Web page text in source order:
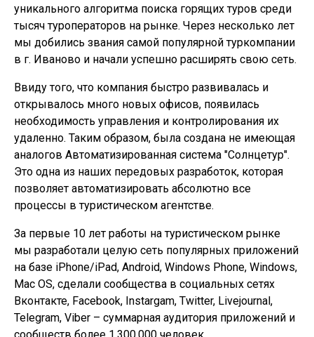
уникального алгоритма поиска горящих туров среди
тысяч туроператоров на рынке. Через несколько лет
мы добились звания самой популярной туркомпании
в г. Иваново и начали успешно расширять свою сеть.
Ввиду того, что компания быстро развивалась и
открывалось много новых офисов, появилась
необходимость управления и контролирования их
удаленно. Таким образом, была создана не имеющая
аналогов Автоматизированная система "Солнцетур".
Это одна из наших передовых разработок, которая
позволяет автоматизировать абсолютно все
процессы в туристическом агентстве.
За первые 10 лет работы на туристическом рынке
мы разработали целую сеть популярных приложений
на базе iPhone/iPad, Android, Windows Phone, Windows,
Mac OS, сделали сообщества в социальных сетях
Вконтакте, Facebook, Instargam, Twitter, Livejournal,
Telegram, Viber – суммарная аудитория приложений и